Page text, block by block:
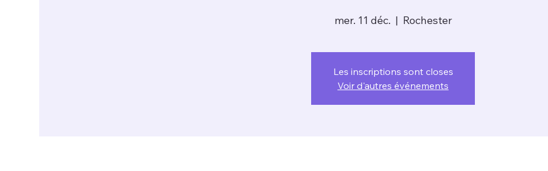
mer. 11 déc.
  |
Rochester
Les inscriptions sont closes
Voir d'autres événements